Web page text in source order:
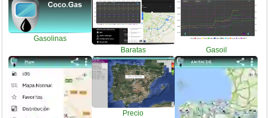
Precios
Gasolineras
Gasolinas
Baratas
Gasoil
Precio